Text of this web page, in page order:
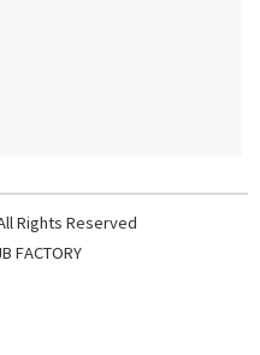
Rights Reserved
FACTORY